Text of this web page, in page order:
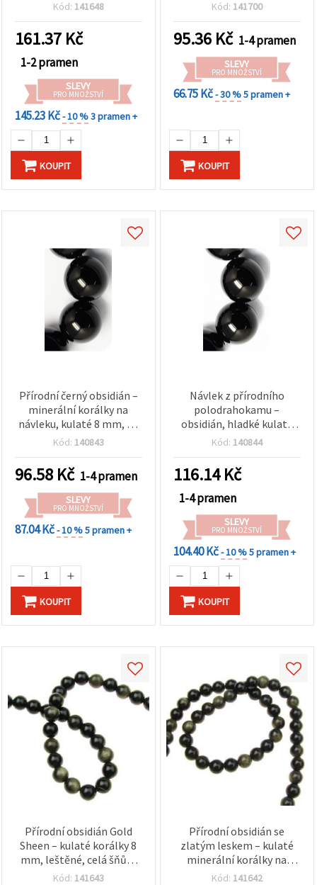
46 ks
Kód: 141648
161.37 Kč
1-2 pramen
SLEVY
PRO MNOŽSTVÍ
145.23 Kč- 10 %3 pramen +
KOUPIT
Kód: 141700
95.36 Kč 1-4 pramen
SLEVY
PRO MNOŽSTVÍ
66.75 Kč- 30 %5 pramen +
KOUPIT
Přírodní černý obsidián –
minerální korálky na
návleku, kulaté 8 mm, 48
ks, pro výrobu šperků, DIY
kreativní tvoření
Kód: 140843
96.58 Kč 1-4 pramen
SLEVY
PRO MNOŽSTVÍ
87.04 Kč- 10 %5 pramen +
KOUPIT
Návlek z přírodního
polodrahokamu –
obsidián, hladké kulaté
korálky, černé, 10 mm, cca
Kód: 140844
116.14Kč
1-4 pramen
SLEVY
PRO MNOŽSTVÍ
104.40 Kč- 10 %5 pramen +
KOUPIT
Přírodní obsidián Gold
Sheen – kulaté korálky 8
mm, leštěné, celá šňůra
(cca 46 ks), zelené se
Kód: 141643
Přírodní obsidián se
zlatým leskem – kulaté
minerální korálky na
návleku, 6 mm, cca 59 ks,
Kód: 141642